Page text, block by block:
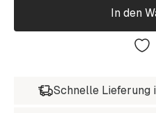
In den
Schnelle Lieferung